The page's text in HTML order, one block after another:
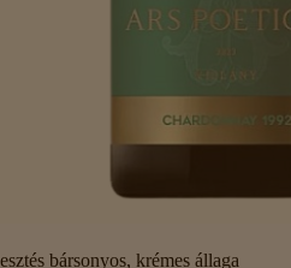
bársonyos, krémes állaga